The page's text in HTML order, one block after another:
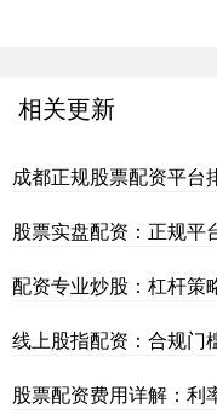
相关更新
成都正规股票配资平台
股票实盘配资：正规平
配资专业炒股：杠杆策
线上股指配资：合规门
股票配资费用详解：利